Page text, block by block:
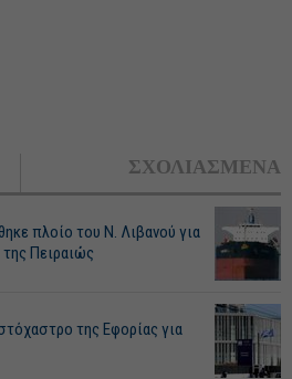
ΣΧΟΛΙΑΣΜΕΝΑ
πλοίο του Ν. Λιβανού για
Πειραιώς
της Εφορίας για